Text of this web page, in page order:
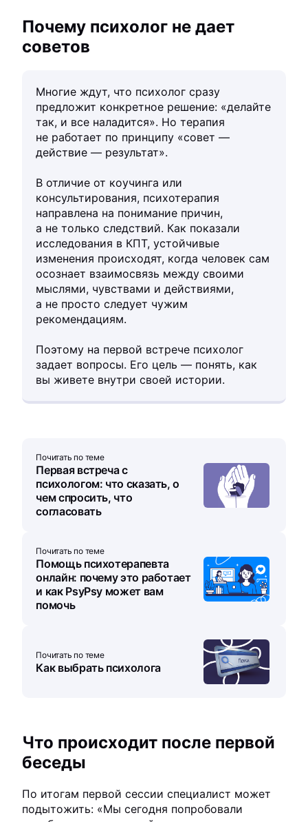
Почему психолог не дает
советов
Многие ждут, что психолог сразу
предложит конкретное решение: «делайте
так, и все наладится». Но терапия
не работает по принципу «совет —
действие — результат».
В отличие от коучинга или
консультирования, психотерапия
направлена на понимание причин,
а не только следствий. Как показали
исследования в КПТ, устойчивые
изменения происходят, когда человек сам
осознает взаимосвязь между своими
мыслями, чувствами и действиями,
а не просто следует чужим
рекомендациям.
Поэтому на первой встрече психолог
задает вопросы. Его цель — понять, как
вы живете внутри своей истории.
Почитать по теме
Первая встреча с
психологом: что сказать, о
чем спросить, что
согласовать
Почитать по теме
Помощь психотерапевта
онлайн: почему это работает
и как PsyPsy может вам
помочь
Почитать по теме
Как выбрать психолога
Что происходит после первой
беседы
По итогам первой сессии специалист может
подытожить: «Мы сегодня попробовали